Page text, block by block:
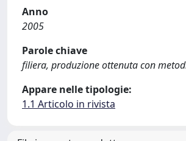
Anno
2005
Parole chiave
filiera, produzione ottenuta con
Appare nelle tipologie:
1.1 Articolo in rivista